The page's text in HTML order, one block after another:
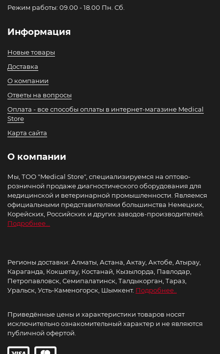
Режим работы: 09.00 - 18.00 Пн. Сб.
Информация
Новые товары
Доставка
О компании
Ответы на вопросы
Оплата - все способы оплаты в интернет-магазине Medical
Store
Карта сайта
О компании
Мы, ТОО "Medical Store", специализируемся на оптово-
розничной продаже диагностического оборудования для
медицинской и ветеринарной промышленности. Являемся
официальными представителями большинства Немецких,
Корейских, Российских и других заводов-производителей.
Подробнее...
Регионы доставки: Алматы, Астана, Актау, Актобе, Атырау,
Караганда, Кокшетау, Костанай, Кызылорда, Павлодар,
Петропавловск, Семипалатинск, Талдыкорган, Тараз,
Уральск, Усть-Каменогорск, Шымкент. Подробнее..
Приведённые цены и характеристики товаров носят
исключительно ознакомительный характер и не являются
публичной офертой.